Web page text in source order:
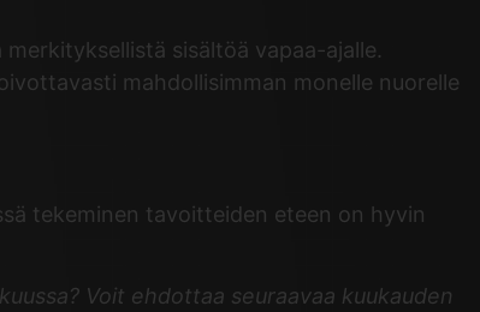
sisältöä vapaa-ajalle.
mahdollisimman monelle nuorelle
tekeminen tavoitteiden eteen on hyvin
Voit ehdottaa seuraavaa kuukauden